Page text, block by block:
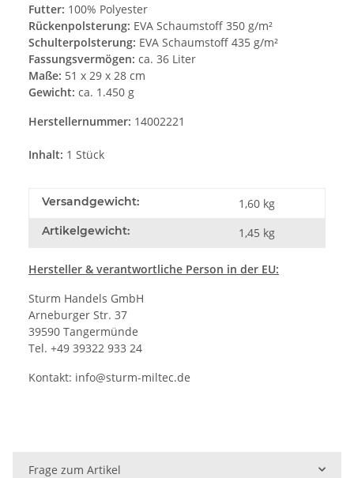
Futter: 100% Polyester
Rückenpolsterung: EVA Schaumstoff 350 g/m²
Schulterpolsterung: EVA Schaumstoff 435 g/m²
Fassungsvermögen: ca. 36 Liter
Maße: 51 x 29 x 28 cm
Gewicht: ca. 1.450 g
Herstellernummer: 14002221
Inhalt: 1 Stück
Versandgewicht: 1,60 kg
Artikelgewicht: 1,45 kg
Hersteller & verantwortliche Person in der EU:
Sturm Handels GmbH
Arneburger Str. 37
39590 Tangermünde
Tel. +49 39322 933 24
Kontakt: info@sturm-miltec.de
Frage zum Artikel